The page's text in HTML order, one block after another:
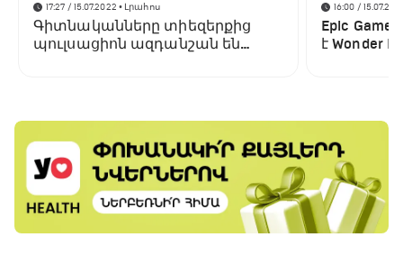
17:27 / 15.07.2022 • Լրահոս
Գիտնականները տիեզերքից
պուլսացիոն ազդանշան են
16:00 /
Epic
է Wonder